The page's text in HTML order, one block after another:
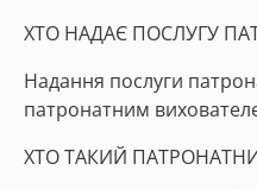
ХТО НАДАЄ ПОСЛУГУ
Надання послуги
патронатним
ХТО ТАКИЙ